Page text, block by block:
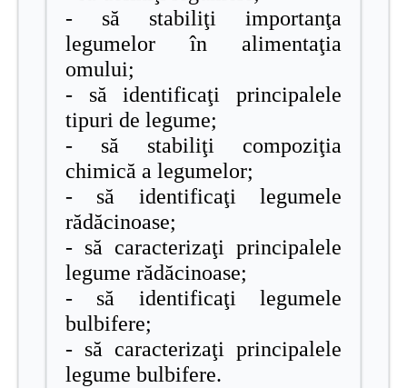
- să stabiliţi importanţa
legumelor în alimentaţia
omului;
- să identificaţi principalele
tipuri de legume;
- să stabiliţi compoziţia
chimică a legumelor;
- să identificaţi legumele
rădăcinoase;
- să caracterizaţi principalele
legume rădăcinoase;
- să identificaţi legumele
bulbifere;
- să caracterizaţi principalele
legume bulbifere.